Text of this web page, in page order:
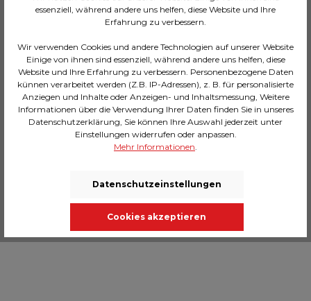
Stil ist in sorgfältiger Handarbeit hergestellt
Erweiterbare Deko: Die Libelle lässt sich
arrangieren
Beschreibung
Libellen sind faszinierende Tiere. Sie können auf
der Stelle schweben, rückwärts fliegen und
Technische Daten
Bewertungen
essenziell, während andere uns helfen, diese Website und Ihre
Erfahrung zu verbessern.
Wir verwenden Cookies und andere Technologien auf unserer Website
Einige von ihnen sind essenziell, während andere uns helfen, diese
Website und Ihre Erfahrung zu verbessern. Personenbezogene Daten
künnen verarbeitet werden (Z.B. IP-Adressen), z. B. für personalisierte
Anziegen und Inhalte oder Anzeigen- und Inhaltsmessung, Weitere
Informationen über die Verwendung Ihrer Daten finden Sie in unseres
Datenschutzerklärung, Sie können Ihre Auswahl jederzeit unter
Einstellungen widerrufen oder anpassen.
Mehr Informationen
Datenschutzeinstellungen
Cookies akzeptieren